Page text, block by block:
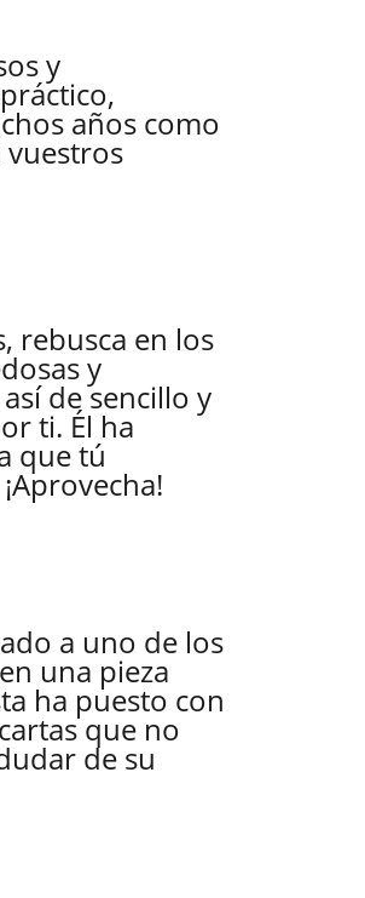
y
años como
rebusca en los
y
de sencillo y
ti. Él ha
que tú
a uno de los
una pieza
ha puesto con
que no
de su